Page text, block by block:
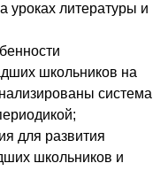
уроках литературы и
школьников на
система
для развития
школьников и